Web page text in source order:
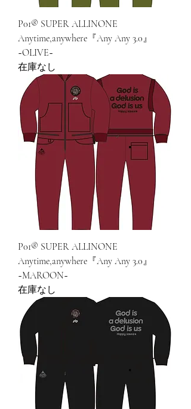
P01® SUPER ALLINONE
Anytime,anywhere『Any Any 3.0』
~OLIVE~
在庫なし
P01® SUPER ALLINONE
Anytime,anywhere『Any Any 3.0』
~MAROON~
在庫なし